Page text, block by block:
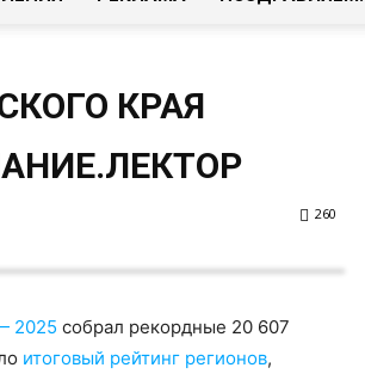
КРАЯ
260
2025 собрал рекордные 20 607
итоговый рейтинг регионов,